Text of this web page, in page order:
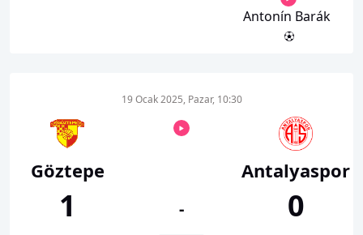
Antonín Barák
Göztepe
1
19 Ocak 2025, Pazar, 10:30
-
Antalyaspor
0